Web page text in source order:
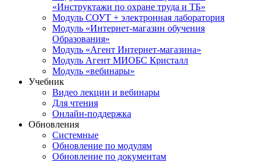
«Инструктажи по охране труда и ТБ»
Модуль СОУТ + электронная лаборатория
Модуль «Интернет-магазин обучения
Образования»
Модуль «Агент Интернет-магазина»
Модуль Агент МИОБС Кристалл
Модуль «вебинары»
Учебник
Видео лекции и вебинары
Для чтения
Онлайн-поддержка
Обновления
Системные
Обновление по модулям
Обновление по документам